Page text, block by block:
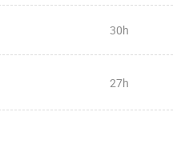
30h
27h